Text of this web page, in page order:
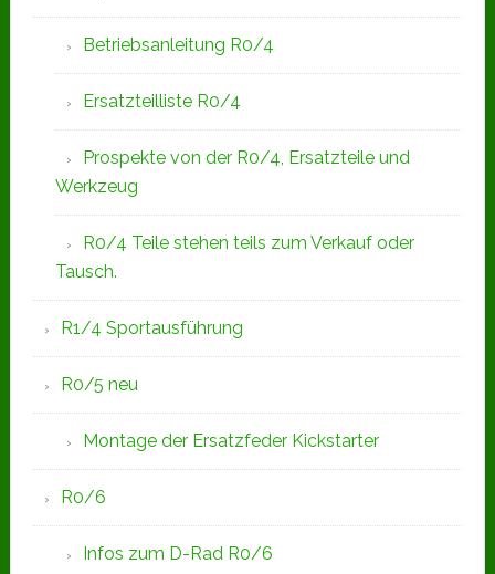
Betriebsanleitung R0/4
Ersatzteilliste R0/4
Prospekte von der R0/4, Ersatzteile und
Werkzeug
R0/4 Teile stehen teils zum Verkauf oder
Tausch.
R1/4 Sportausführung
R0/5 neu
Montage der Ersatzfeder Kickstarter
R0/6
Infos zum D-Rad R0/6